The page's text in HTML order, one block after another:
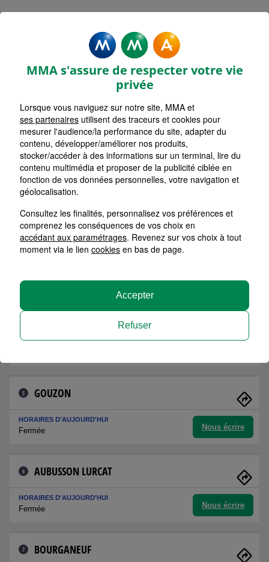
Rechercher une agence par code postal ou ville
Commencez à taper pour voir les suggestions de
Aucune suggestion disponible
LISTE AGENCES
AUBUSSON PLACE ESPAGNE
HORAIRES D'AUJOURD'HUI
Fermée
2 GUERET PASTEUR
HORAIRES D'AUJOURD'HUI
Fermée
3 LA SOUTERRAINE
DUN LE PALESTEL
HORAIRES D'AUJOURD'HUI
5 GOUZON
HORAIRES D'AUJOURD'HUI
Fermée Nous écrire
6 AUBUSSON LURCAT
HORAIRES D'AUJOURD'HUI
Fermée Nous écrire
7 BOURGANEUF
MMA s'assure de respecter votre vie
privée
Lorsque vous naviguez sur notre site, MMA et
ses partenaires utilisent des traceurs et cookies pour
mesurer l'audience/la performance du site, adapter du
contenu, développer/améliorer nos produits,
stocker/accéder à des informations sur un terminal, lire du
contenu multimédia et proposer de la publicité ciblée en
fonction de vos données personnelles, votre navigation et
géolocalisation.
Consultez les finalités, personnalisez vos préférences et
comprenez les conséquences de vos choix en
accédant aux paramétrages. Revenez sur vos choix à tout
moment via le lien cookies en bas de page.
Refuser
Accepter